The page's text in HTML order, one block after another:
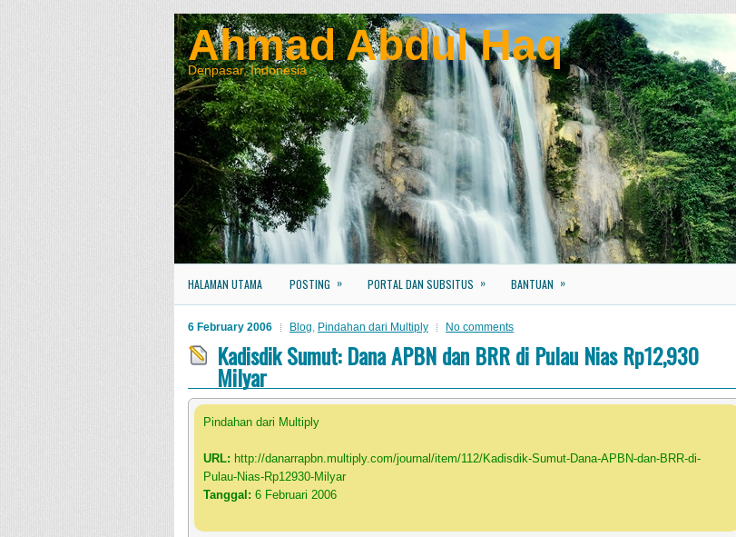
Ahmad Abdul Haq
Denpasar, Indonesia
HALAMAN UTAMA POSTING » PORTAL DAN SUBSITUS » BANTUAN »
6 February 2006 Blog, Pindahan dari Multiply No comments
Kadisdik Sumut: Dana APBN dan BRR di Pulau Nias Rp12,930
Milyar
Pindahan dari Multiply
URL: http://danarrapbn.multiply.com/journal/item/112/Kadisdik-Sumut-Dana-APBN-dan-BRR-di-
Pulau-Nias-Rp12930-Milyar
Tanggal: 6 Februari 2006